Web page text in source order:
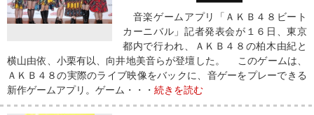
音楽ゲームアプリ「ＡＫＢ４８ビート
カーニバル」記者発表会が１６日、東京
都内で行われ、ＡＫＢ４８の柏木由紀と
横山由依、小栗有以、向井地美音らが登壇した。 このゲームは、
ＡＫＢ４８の実際のライブ映像をバックに、音ゲーをプレーできる
新作ゲームアプリ。ゲーム・・・ 続きを読む